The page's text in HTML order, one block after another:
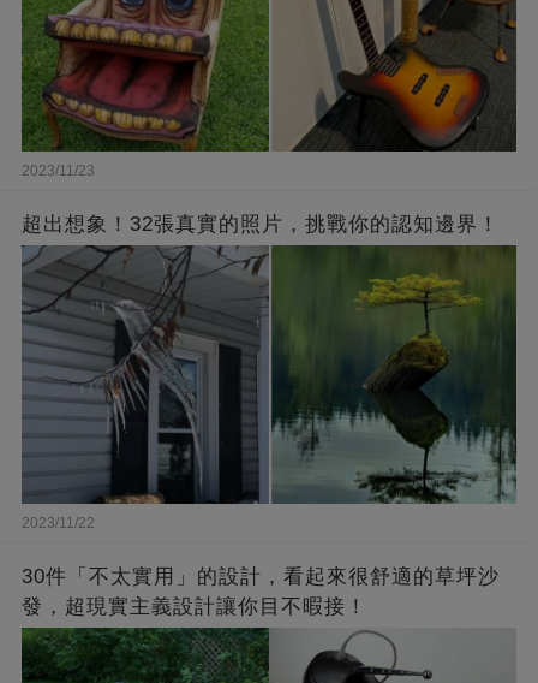
2023/11/23
超出想象！32張真實的照片，挑戰你的認知邊界！
2023/11/22
30件「不太實用」的設計，看起來很舒適的草坪沙
發，超現實主義設計讓你目不暇接！